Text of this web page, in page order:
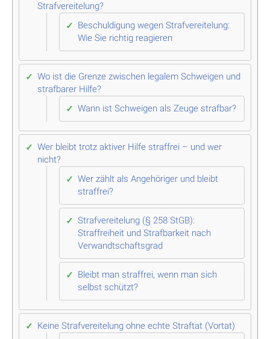
Strafvereitelung?
Beschuldigung wegen Strafvereitelung:
Wie Sie richtig reagieren
Wo ist die Grenze zwischen legalem Schweigen und
strafbarer Hilfe?
Wann ist Schweigen als Zeuge strafbar?
Wer bleibt trotz aktiver Hilfe straffrei – und wer
nicht?
Wer zählt als Angehöriger und bleibt
straffrei?
Strafvereitelung (§ 258 StGB):
Straffreiheit und Strafbarkeit nach
Verwandtschaftsgrad
Bleibt man straffrei, wenn man sich
selbst schützt?
Keine Strafvereitelung ohne echte Straftat (Vortat)